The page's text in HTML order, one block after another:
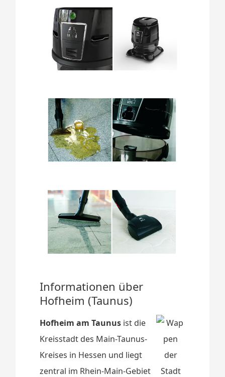
Informationen über
Hofheim (Taunus)
Hofheim am Taunus ist die
Kreisstadt des Main-Taunus-
Kreises in Hessen und liegt
zentral im Rhein-Main-Gebiet